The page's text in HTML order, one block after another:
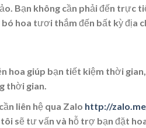
Bạn không cần phải đến trực
hoa tươi thắm đến bất kỳ địa
hoa giúp bạn tiết kiệm thời
thời gian.
liên hệ qua Zalo http://
sẽ tư vấn và hỗ trợ bạn đặt